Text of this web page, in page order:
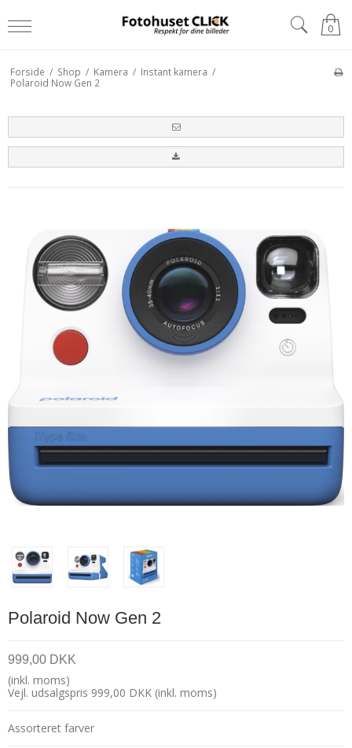
0
Forside / Shop / Kamera / Instant kamera /
Polaroid Now Gen 2
Polaroid Now Gen 2
999,00 DKK
(inkl. moms)
Vejl. udsalgspris 999,00 DKK (inkl. moms)
Assorteret farver